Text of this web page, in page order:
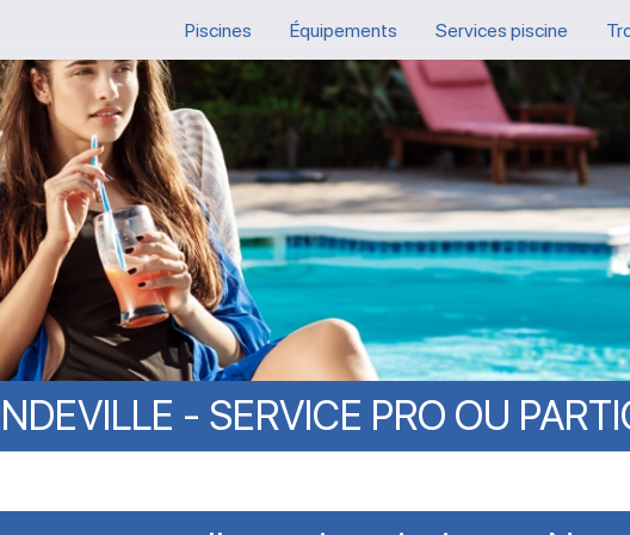
Piscines Équipements Services piscine
- SERVICE PRO OU